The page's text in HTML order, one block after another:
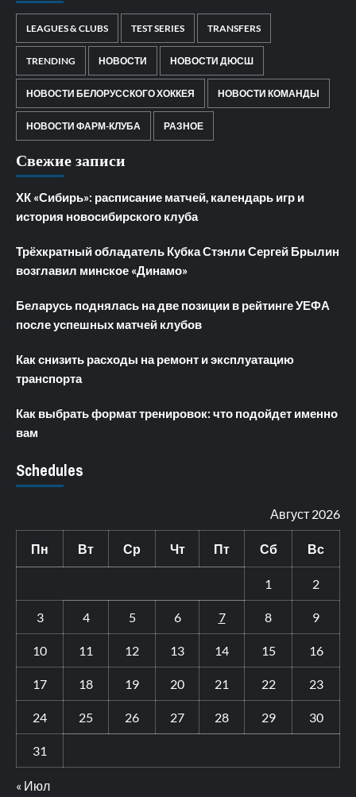
LEAGUES & CLUBS TEST SERIES TRANSFERS
TRENDING НОВОСТИ НОВОСТИ ДЮСШ
НОВОСТИ БЕЛОРУССКОГО ХОККЕЯ НОВОСТИ КОМАНДЫ
НОВОСТИ ФАРМ-КЛУБА РАЗНОЕ
Свежие записи
ХК «Сибирь»: расписание матчей, календарь игр и
история новосибирского клуба
Трёхкратный обладатель Кубка Стэнли Сергей Брылин
возглавил минское «Динамо»
Беларусь поднялась на две позиции в рейтинге УЕФА
после успешных матчей клубов
Как снизить расходы на ремонт и эксплуатацию
транспорта
Как выбрать формат тренировок: что подойдет именно
вам
Schedules
Август 2026
Пн Вт Ср Чт Пт Сб Вс
1 2
3 4 5 6 7 8 9
10 11 12 13 14 15 16
17 18 19 20 21 22 23
24 25 26 27 28 29 30
31
« Июл